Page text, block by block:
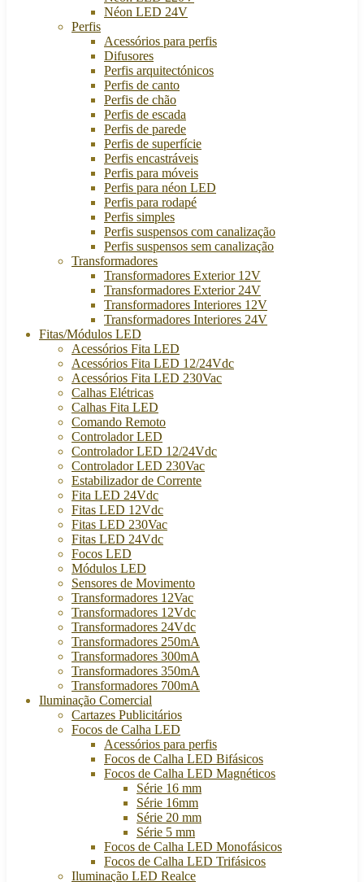
Néon LED 24V
Perfis
Acessórios para perfis
Difusores
Perfis arquitectónicos
Perfis de canto
Perfis de chão
Perfis de escada
Perfis de parede
Perfis de superfície
Perfis encastráveis
Perfis para móveis
Perfis para néon LED
Perfis para rodapé
Perfis simples
Perfis suspensos com canalização
Perfis suspensos sem canalização
Transformadores
Transformadores Exterior 12V
Transformadores Exterior 24V
Transformadores Interiores 12V
Transformadores Interiores 24V
Fitas/Módulos LED
Acessórios Fita LED
Acessórios Fita LED 12/24Vdc
Acessórios Fita LED 230Vac
Calhas Elétricas
Calhas Fita LED
Comando Remoto
Controlador LED
Controlador LED 12/24Vdc
Controlador LED 230Vac
Estabilizador de Corrente
Fita LED 24Vdc
Fitas LED 12Vdc
Fitas LED 230Vac
Fitas LED 24Vdc
Focos LED
Módulos LED
Sensores de Movimento
Transformadores 12Vac
Transformadores 12Vdc
Transformadores 24Vdc
Transformadores 250mA
Transformadores 300mA
Transformadores 350mA
Transformadores 700mA
Iluminação Comercial
Cartazes Publicitários
Focos de Calha LED
Acessórios para perfis
Focos de Calha LED Bifásicos
Focos de Calha LED Magnéticos
Série 16 mm
Série 16mm
Série 20 mm
Série 5 mm
Focos de Calha LED Monofásicos
Focos de Calha LED Trifásicos
Iluminação LED Realce